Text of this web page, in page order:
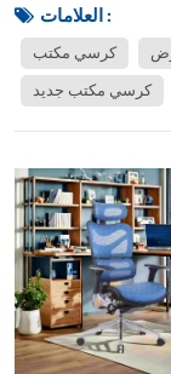
في بيئة الشركة ، فإن
هذا الكرسي...
العلامات :
كرسي مكتب
كرسي مكتب جديد